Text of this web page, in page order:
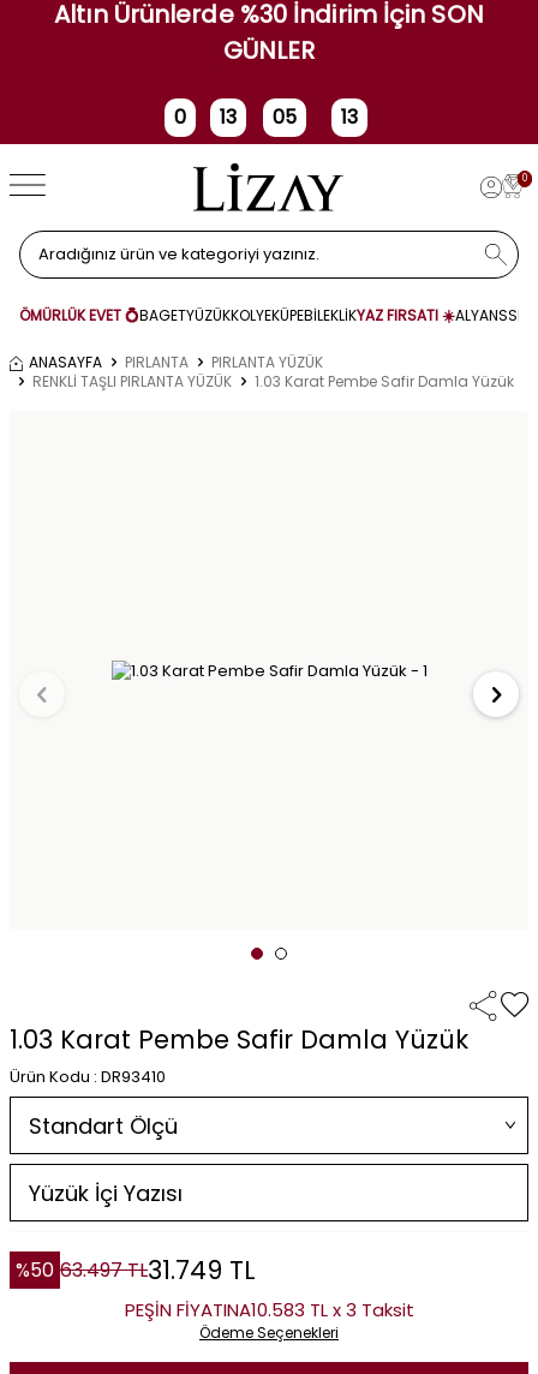
Altın Ürünlerde %30 İndirim İçin SON
GÜNLER
0
Gün
13
Saat
05 13
0
ÖMÜRLÜK EVET 💍BAGETYÜZÜKKOLYEKÜPEBİLEKLİKYAZ FIRSATI ☀️ALYANS
ANASAYFA PIRLANTA
PIRLANTA YÜZÜK
RENKLİ TAŞLI PIRLANTA YÜZÜK
1.03 Karat Pembe Safir Damla Yüzük
1.03 Karat Pembe Safir Damla Yüzük
Ürün Kodu : DR93410
%50 63.497TL31.749 TL
PEŞİN FİYATINA10.583 TL x 3 Taksit
Ödeme Seçenekleri